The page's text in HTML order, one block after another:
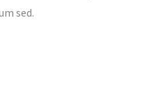
sed.